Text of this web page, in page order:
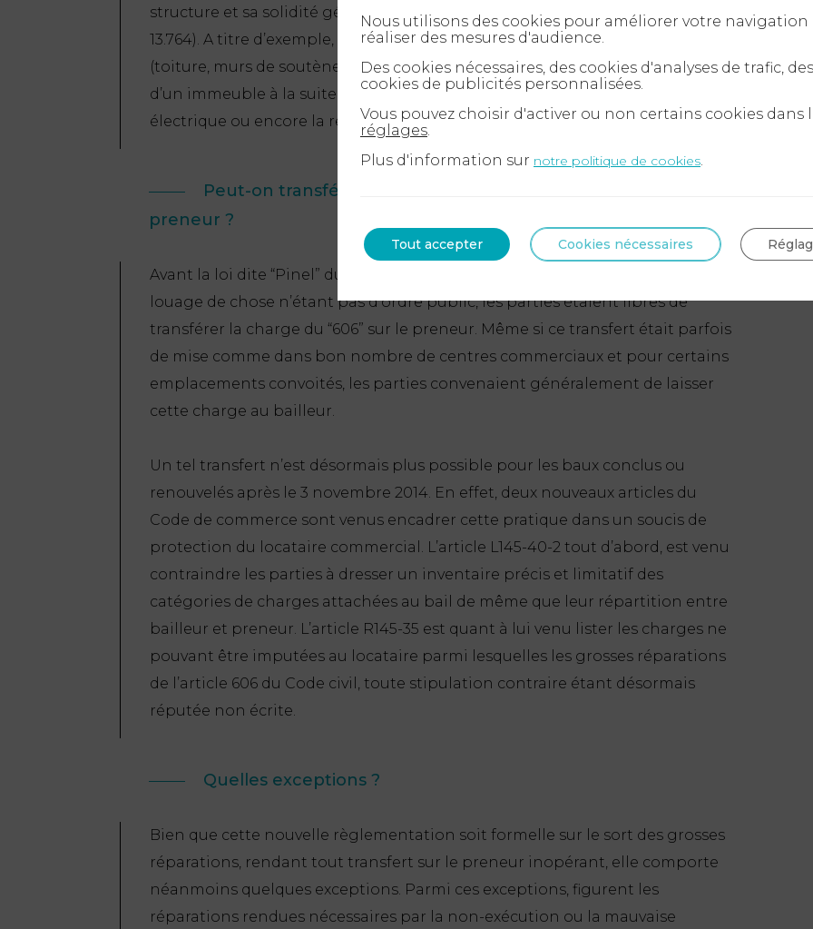
structure et sa solidité générale” (Cour de cassation, 13 juill. 2005, n° 04-
13.764). A titre d’exemple, l’on peut citer les réparations touchant au bâtiment
(toiture, murs de soutènement et de clôture, charpente…), la remise en état
d’un immeuble à la suite d’une inondation, la réfection de l’installation
électrique ou encore la réparation d’une canalisation.
Peut-on transférer la charge des grosses réparations sur le
preneur ?
Avant la loi dite “Pinel” du 18 juin 2014, les articles du Code civil relatifs au
louage de chose n’étant pas d’ordre public, les parties étaient libres de
transférer la charge du “606” sur le preneur. Même si ce transfert était parfois
de mise comme dans bon nombre de centres commerciaux et pour certains
emplacements convoités, les parties convenaient généralement de laisser
cette charge au bailleur.
Un tel transfert n’est désormais plus possible pour les baux conclus ou
renouvelés après le 3 novembre 2014. En effet, deux nouveaux articles du
Code de commerce sont venus encadrer cette pratique dans un soucis de
protection du locataire commercial. L’article L145-40-2 tout d’abord, est venu
contraindre les parties à dresser un inventaire précis et limitatif des
catégories de charges attachées au bail de même que leur répartition entre
bailleur et preneur. L’article R145-35 est quant à lui venu lister les charges ne
pouvant être imputées au locataire parmi lesquelles les grosses réparations
de l’article 606 du Code civil, toute stipulation contraire étant désormais
réputée non écrite.
Quelles exceptions ?
Bien que cette nouvelle règlementation soit formelle sur le sort des grosses
réparations, rendant tout transfert sur le preneur inopérant, elle comporte
néanmoins quelques exceptions. Parmi ces exceptions, figurent les
réparations rendues nécessaires par la non-exécution ou la mauvaise
Nous utilisons des cookies pour améliorer votre navigation
réaliser des mesures d'audience.
Des cookies nécessaires, des cookies d'analyses de trafic, des
cookies de publicités personnalisées.
Vous pouvez choisir d'activer ou non certains cookies dans
réglages
Plus d'information sur notre politique de cookies
Tout accepter Cookies nécessaires